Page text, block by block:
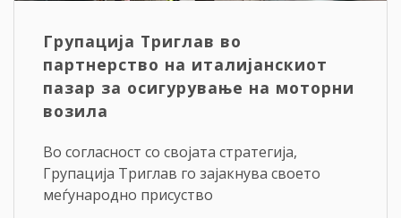
Групација Триглав во
партнерство на италијанскиот
пазар за осигурување на моторни
возила
Во согласност со својата стратегија,
Групација Триглав го зајакнува своето
меѓународно присуство